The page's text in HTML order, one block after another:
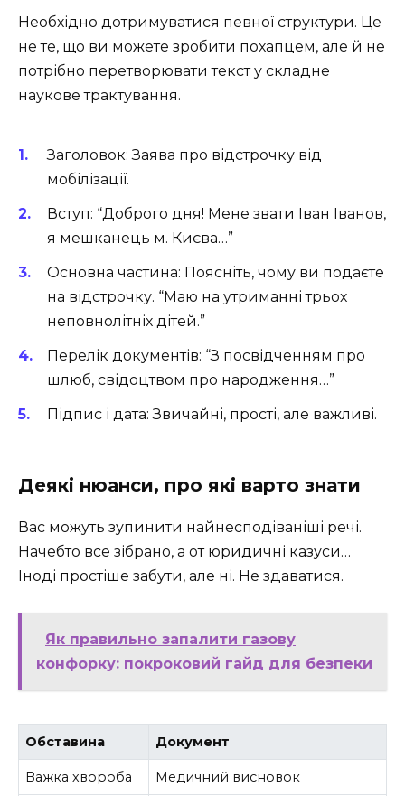
Необхідно дотримуватися певної структури. Це
не те, що ви можете зробити похапцем, але й не
потрібно перетворювати текст у складне
наукове трактування.
Заголовок: Заява про відстрочку від
мобілізації.
Вступ: “Доброго дня! Мене звати Іван Іванов,
я мешканець м. Києва…”
Основна частина: Поясніть, чому ви подаєте
на відстрочку. “Маю на утриманні трьох
неповнолітніх дітей.”
Перелік документів: “З посвідченням про
шлюб, свідоцтвом про народження…”
Підпис і дата: Звичайні, прості, але важливі.
Деякі нюанси, про які варто знати
Вас можуть зупинити найнесподіваніші речі.
Начебто все зібрано, а от юридичні казуси…
Іноді простіше забути, але ні. Не здаватися.
Як правильно запалити газову
конфорку: покроковий гайд для безпеки
Обставина Документ
Важка хвороба Медичний висновок